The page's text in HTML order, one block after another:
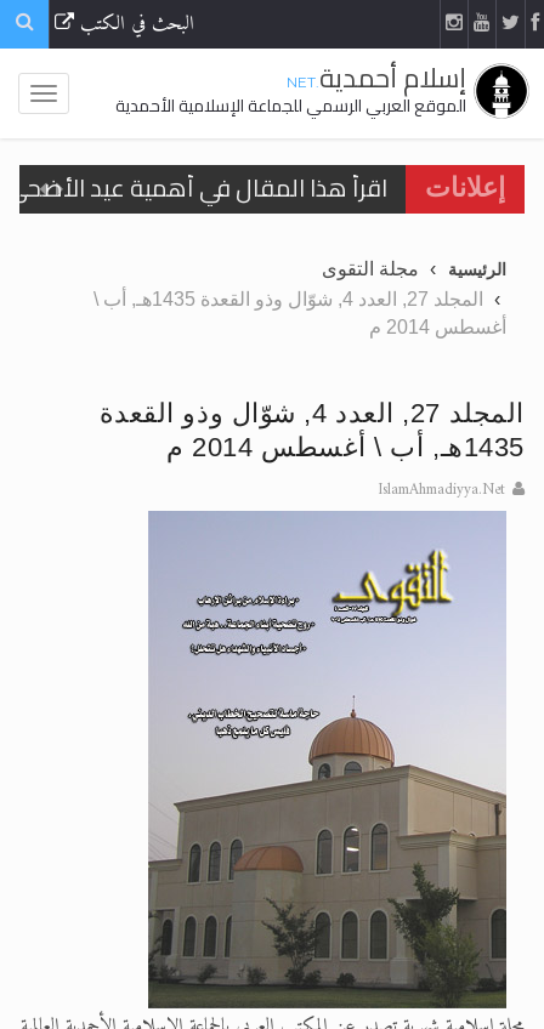
البحث في الكتب
إسلام أحمدية.NET
الموقع العربي الرسمي للجماعة الإسلامية الأحمدية
إعلانات
اقرأ هذا المقال في أهمية عيد
تعميم هامّ لأفراد الجماعة >> المزيد
تعميم هامّ لأفراد الجماعة >> المزيد
اقرأ هذا الكتاب وتعرّف على حقيقة
الحجّ.. دلالات، حِكم، وأهداف >> المزيد
اقرأ هذا المقال في أهمية عيد
الرئيسية
مجلة التقوى
المجلد 27, العدد 4, شوّال وذو القعدة 1435هـ, أب \
أغسطس 2014 م
المجلد 27, العدد 4, شوّال وذو القعدة
1435هـ, أب \ أغسطس 2014 م
IslamAhmadiyya.Net